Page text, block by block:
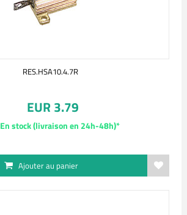
RES.HSA10.4.7R
EUR 3.79
En stock (livraison en 24h-48h)*
Ajouter au panier